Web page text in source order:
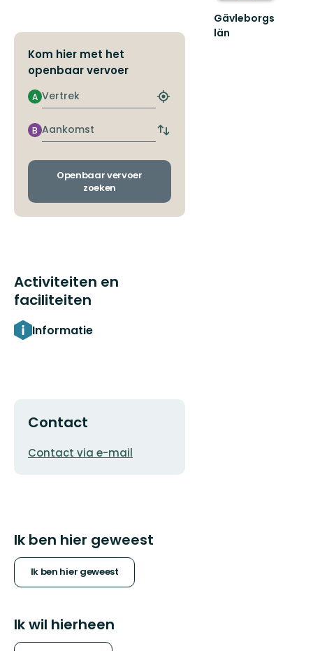
Kom hier met het
openbaar vervoer
Vertrek
A
Zoek
dichtstbijzijnde
halte
Aankomst
B
Wissel
en
Openbaar vervoer
zoeken
Activiteiten en
faciliteiten
Informatie
Contact
E-
Contact via e-mail
Ik ben hier geweest
Ik ben hier geweest
Ik wil hierheen
Gävleborgs
län